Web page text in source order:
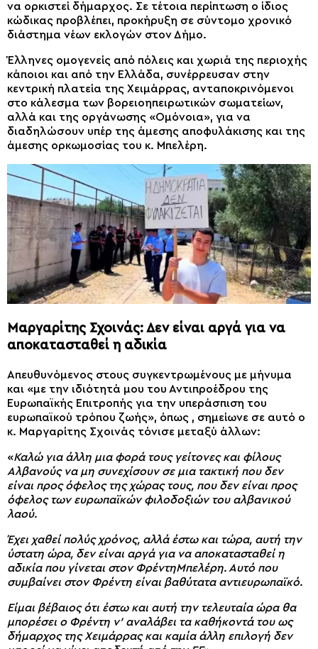
να ορκιστεί δήμαρχος. Σε τέτοια περίπτωση ο ίδιος
κώδικας προβλέπει, προκήρυξη σε σύντομο χρονικό
διάστημα νέων εκλογών στον Δήμο.
Έλληνες ομογενείς από πόλεις και χωριά της περιοχής
κάποιοι και από την Ελλάδα, συνέρρευσαν στην
κεντρική πλατεία της Χειμάρρας, ανταποκρινόμενοι
στο κάλεσμα των βορειοηπειρωτικών σωματείων,
αλλά και της οργάνωσης «Ομόνοια», για να
διαδηλώσουν υπέρ της άμεσης αποφυλάκισης και της
άμεσης ορκωμοσίας του κ. Μπελέρη.
Μαργαρίτης Σχοινάς: Δεν είναι αργά για να
αποκατασταθεί η αδικία
Απευθυνόμενος στους συγκεντρωμένους με μήνυμα
και «με την ιδιότητά μου του Αντιπροέδρου της
Ευρωπαϊκής Επιτροπής για την υπεράσπιση του
ευρωπαϊκού τρόπου ζωής», όπως , σημείωνε σε αυτό ο
κ. Μαργαρίτης Σχοινάς τόνισε μεταξύ άλλων:
«Καλώ για άλλη μια φορά τους γείτονες και φίλους
Αλβανούς να μη συνεχίσουν σε μια τακτική που δεν
είναι προς όφελος της χώρας τους, που δεν είναι προς
όφελος των ευρωπαϊκών φιλοδοξιών του αλβανικού
λαού.
Έχει χαθεί πολύς χρόνος, αλλά έστω και τώρα, αυτή την
ύστατη ώρα, δεν είναι αργά για να αποκατασταθεί η
αδικία που γίνεται στον ΦρέντηΜπελέρη. Αυτό που
συμβαίνει στον Φρέντη είναι βαθύτατα αντιευρωπαϊκό.
Είμαι βέβαιος ότι έστω και αυτή την τελευταία ώρα θα
μπορέσει ο Φρέντη ν’ αναλάβει τα καθήκοντά του ως
δήμαρχος της Χειμάρρας και καμία άλλη επιλογή δεν